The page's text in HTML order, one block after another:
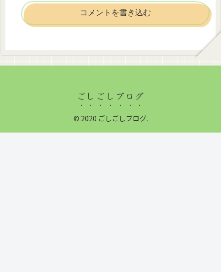
コメントを書き込む
ごしごしブログ
© 2020 ごしごしブログ.